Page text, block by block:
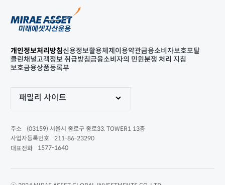
개인정보처리방침신용정보활용체제 이용약관금융소비자보호포탈
클린채널고객정보 취급방침금융소비자의 민원분쟁 처리 지침
보호금융상품등록부
패밀리 사이트
주소
(03159) 서울시 종로구 종로33, TOWER1 13층
사업자등록번호
211-86-23290
대표전화
1577-1640